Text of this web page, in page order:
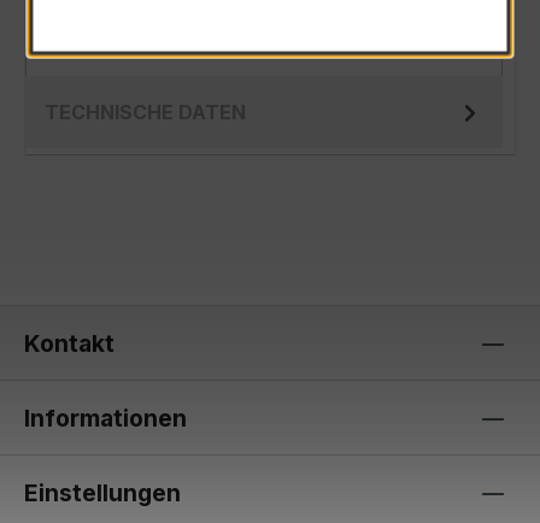
TECHNISCHE DATEN
Kontakt
Informationen
Einstellungen